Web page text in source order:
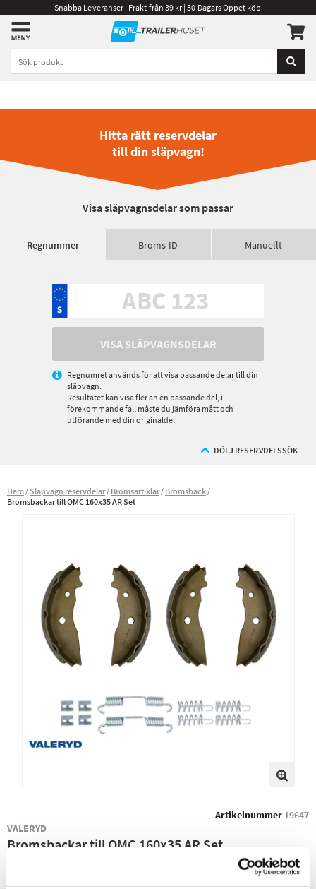
Snabba Leveranser | Frakt från 39 kr | 30 Dagars Öppet köp
Hitta rätt reservdelar
till din släpvagn!
Visa släpvagnsdelar som passar
Regnummer Broms-ID Manuellt
VISA SLÄPVAGNSDELAR
Regnumret används för att visa passande delar till din
släpvagn.
Resultatet kan visa fler än en passande del, i
förekommande fall måste du jämföra mått och
utförande med din originaldel.
DÖLJ RESERVDELSSÖK
Hem Släpvagn reservdelar Bromsartiklar Bromsback
Bromsbackar till OMC 160x35 AR Set
Artikelnummer 19647
VALERYD
Bromsbackar till OMC 160x35 AR Set